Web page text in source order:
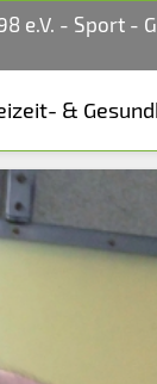
e.V. - Sport -
&